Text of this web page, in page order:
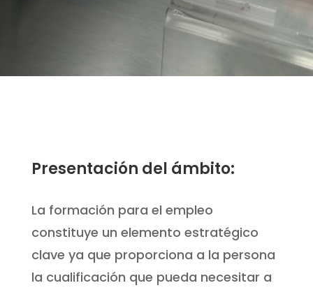
Presentación del ámbito:
La formación para el empleo
constituye un elemento estratégico
clave ya que proporciona a la persona
la cualificación que pueda necesitar a